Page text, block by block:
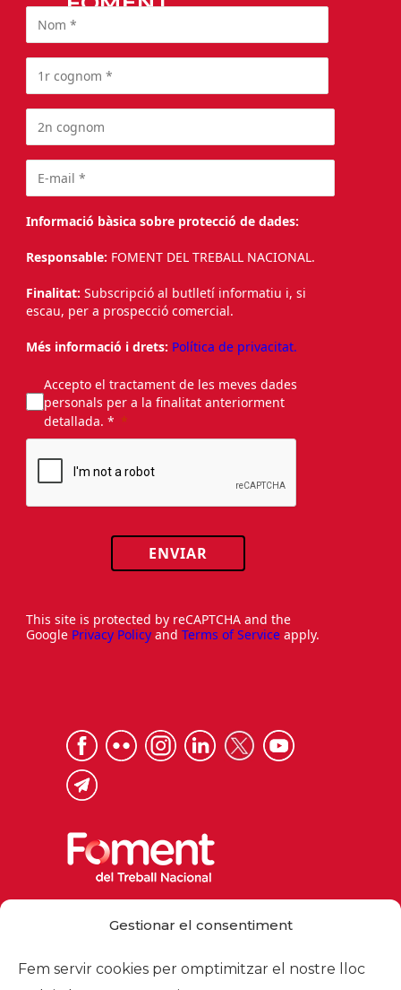
Gestionar el consentiment
Fem servir cookies per omptimitzar el nostre lloc
Informació bàsica sobre protecció de dades:
Responsable: FOMENT DEL TREBALL NACIONAL.
Finalitat: Subscripció al butlletí informatiu i, si
escau, per a prospecció comercial.
Més informació i drets: Política de privacitat.
Accepto el tractament de les meves dades
personals per a la finalitat anteriorment
detallada. *
ENVIAR
This site is protected by reCAPTCHA and the
Google Privacy Policy and Terms of Service apply.
foment@foment.com